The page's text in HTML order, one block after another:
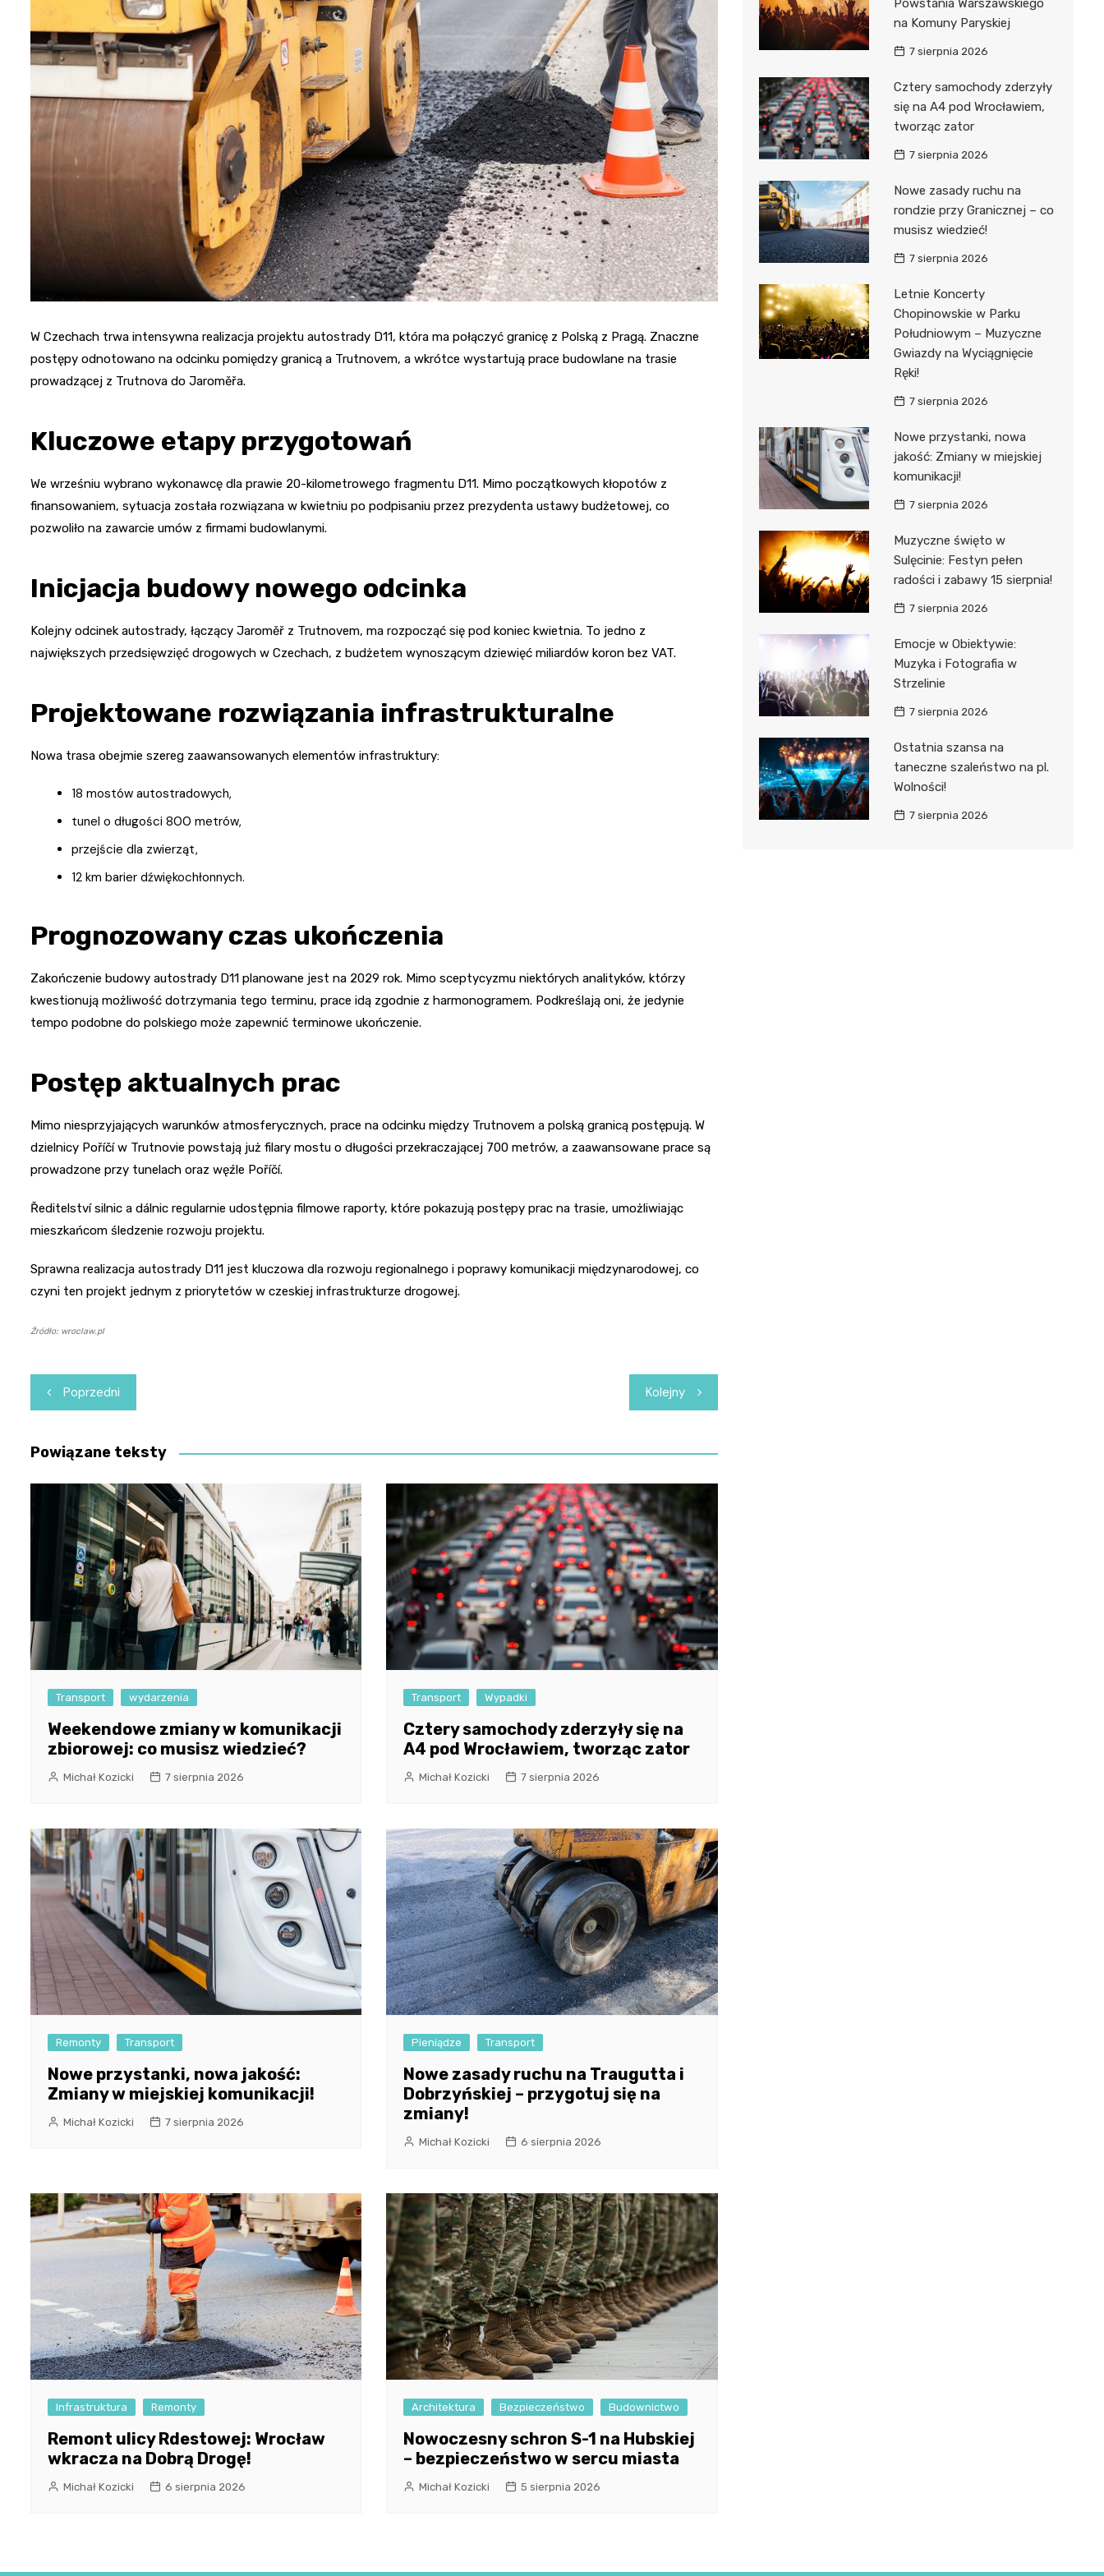
Fryzjer
Kino
Poczta
W Czechach trwa intensywna realizacja projektu autostrady D11, która ma połączyć granicę z Polską z Pragą. Znaczne
postępy odnotowano na odcinku pomiędzy granicą a Trutnovem, a wkrótce wystartują prace budowlane na trasie
prowadzącej z Trutnova do Jaroměřa.
Kluczowe etapy przygotowań
We wrześniu wybrano wykonawcę dla prawie 20-kilometrowego fragmentu D11. Mimo początkowych kłopotów z
finansowaniem, sytuacja została rozwiązana w kwietniu po podpisaniu przez prezydenta ustawy budżetowej, co
pozwoliło na zawarcie umów z firmami budowlanymi.
Inicjacja budowy nowego odcinka
Kolejny odcinek autostrady, łączący Jaroměř z Trutnovem, ma rozpocząć się pod koniec kwietnia. To jedno z
największych przedsięwzięć drogowych w Czechach, z budżetem wynoszącym dziewięć miliardów koron bez VAT.
Projektowane rozwiązania infrastrukturalne
Nowa trasa obejmie szereg zaawansowanych elementów infrastruktury:
18 mostów autostradowych,
tunel o długości 800 metrów,
przejście dla zwierząt,
12 km barier dźwiękochłonnych.
Prognozowany czas ukończenia
Zakończenie budowy autostrady D11 planowane jest na 2029 rok. Mimo sceptycyzmu niektórych analityków, którzy
kwestionują możliwość dotrzymania tego terminu, prace idą zgodnie z harmonogramem. Podkreślają oni, że jedynie
tempo podobne do polskiego może zapewnić terminowe ukończenie.
Postęp aktualnych prac
Mimo niesprzyjających warunków atmosferycznych, prace na odcinku między Trutnovem a polską granicą postępują. W
dzielnicy Poříčí w Trutnovie powstają już filary mostu o długości przekraczającej 700 metrów, a zaawansowane prace są
prowadzone przy tunelach oraz węźle Poříčí.
Ředitelství silnic a dálnic regularnie udostępnia filmowe raporty, które pokazują postępy prac na trasie, umożliwiając
mieszkańcom śledzenie rozwoju projektu.
Sprawna realizacja autostrady D11 jest kluczowa dla rozwoju regionalnego i poprawy komunikacji międzynarodowej, co
czyni ten projekt jednym z priorytetów w czeskiej infrastrukturze drogowej.
Źródło: wroclaw.pl
Nawigacja
wpisu
Poprzedni Kolejny
Powiązane teksty
Transport wydarzenia
Weekendowe zmiany w komunikacji
zbiorowej: co musisz wiedzieć?
Michał Kozicki 7 sierpnia 2026
Transport Wypadki
Cztery samochody zderzyły się na
A4 pod Wrocławiem, tworząc zator
Michał Kozicki 7 sierpnia 2026
Remonty Transport
Nowe przystanki, nowa jakość:
Zmiany w miejskiej komunikacji!
Michał Kozicki 7 sierpnia 2026
Pieniądze Transport
Nowe zasady ruchu na Traugutta i
Dobrzyńskiej – przygotuj się na
zmiany!
Michał Kozicki 6 sierpnia 2026
Infrastruktura Remonty
Remont ulicy Rdestowej: Wrocław
wkracza na Dobrą Drogę!
Michał Kozicki 6 sierpnia 2026
Architektura Bezpieczeństwo Budownictwo
Nowoczesny schron S-1 na Hubskiej
– bezpieczeństwo w sercu miasta
Michał Kozicki 5 sierpnia 2026
Powstania Warszawskiego
na Komuny Paryskiej
7 sierpnia 2026
Cztery samochody zderzyły
się na A4 pod Wrocławiem,
tworząc zator
7 sierpnia 2026
Nowe zasady ruchu na
rondzie przy Granicznej – co
musisz wiedzieć!
7 sierpnia 2026
Letnie Koncerty
Chopinowskie w Parku
Południowym – Muzyczne
Gwiazdy na Wyciągnięcie
Ręki!
7 sierpnia 2026
Nowe przystanki, nowa
jakość: Zmiany w miejskiej
komunikacji!
7 sierpnia 2026
Muzyczne święto w
Sulęcinie: Festyn pełen
radości i zabawy 15 sierpnia!
7 sierpnia 2026
Emocje w Obiektywie:
Muzyka i Fotografia w
Strzelinie
7 sierpnia 2026
Ostatnia szansa na
taneczne szaleństwo na pl.
Wolności!
7 sierpnia 2026